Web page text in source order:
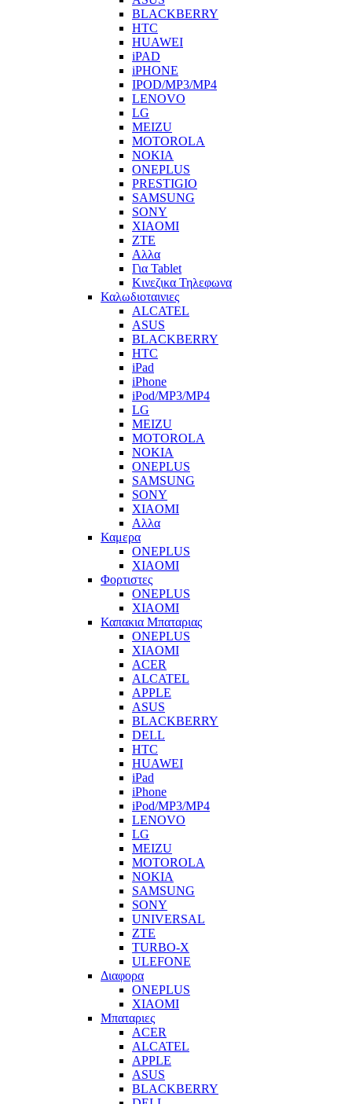
BLACKBERRY
HTC
HUAWEI
iPAD
iPHONE
IPOD/MP3/MP4
LENOVO
LG
MEIZU
MOTOROLA
NOKIA
ONEPLUS
PRESTIGIO
SAMSUNG
SONY
XIAOMI
ZTE
Αλλα
Για Tablet
Κινεζικα Τηλεφωνα
Καλωδιοταινιες
ALCATEL
ASUS
BLACKBERRY
HTC
iPad
iPhone
iPod/MP3/MP4
LG
MEIZU
MOTOROLA
NOKIA
ONEPLUS
SAMSUNG
SONY
XIAOMI
Αλλα
Καμερα
ONEPLUS
XIAOMI
Φορτιστες
ONEPLUS
XIAOMI
Καπακια Μπαταριας
ONEPLUS
XIAOMI
ACER
ALCATEL
APPLE
ASUS
BLACKBERRY
DELL
HTC
HUAWEI
iPad
iPhone
iPod/MP3/MP4
LENOVO
LG
MEIZU
MOTOROLA
NOKIA
SAMSUNG
SONY
UNIVERSAL
ZTE
TURBO-X
ULEFONE
Διαφορα
ONEPLUS
XIAOMI
Μπαταριες
ACER
ALCATEL
APPLE
ASUS
BLACKBERRY